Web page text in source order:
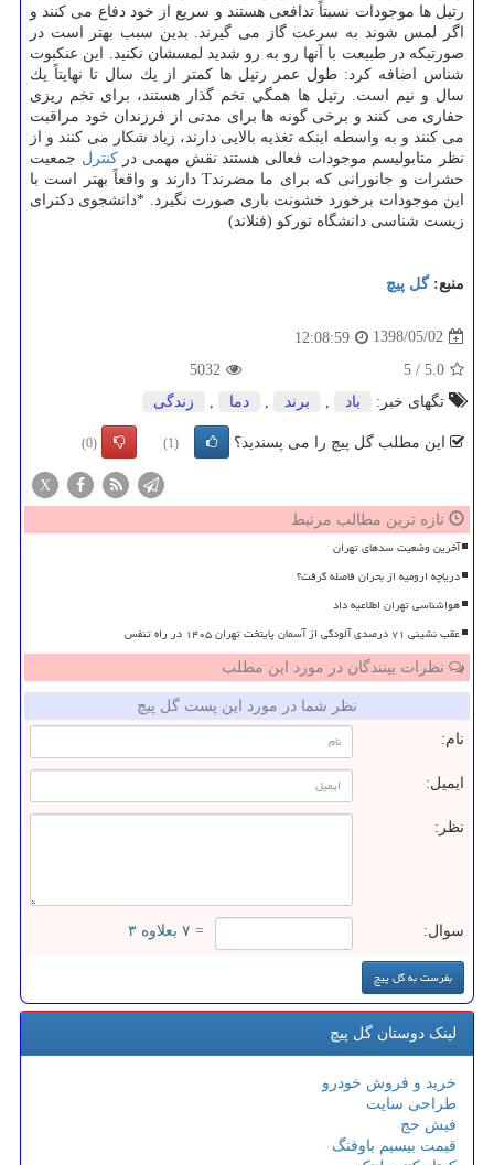
رتیل ها موجودات نسبتاً تدافعی هستند و سریع از خود دفاع می كنند و
اگر لمس شوند به سرعت گاز می گیرند. بدین سبب بهتر است در
صورتیكه در طبیعت با آنها رو به رو شدید لمسشان نكنید. این عنكبوت
شناس اضافه كرد: طول عمر رتیل ها كمتر از یك سال تا نهایتاً یك
سال و نیم است. رتیل ها همگی تخم گذار هستند، برای تخم ریزی
حفاری می كنند و برخی گونه ها برای مدتی از فرزندان خود مراقبت
می كنند و به واسطه اینكه تغذیه بالایی دارند، زیاد شكار می كنند و از
نظر متابولیسم موجودات فعالی هستند نقش مهمی دركنترل جمعیت
حشرات و جانورانی كه برای ما مضرندT دارند و واقعاً بهتر است با
این موجودات برخورد خشونت باری صورت نگیرد. *دانشجوی دكترای
زیست شناسی دانشگاه توركو (فنلاند)
منبع:گل پیچ
1398/05/02
12:08:59
5.0
/
5
5032
تگهای خبر:
باد , برند , دما , زندگی
این مطلب گل پیچ را می پسندید؟ (1)
(0)
X
تازه ترین مطالب مرتبط
آخرین وضعیت سدهای تهران
دریاچه ارومیه از بحران فاصله گرفت؟
هواشناسی تهران اطلاعیه داد
عقب نشینی ۷۱ درصدی آلودگی از آسمان پایتخت تهران ۱۴۰۵ در راه تنفس
نظرات بینندگان در مورد این مطلب
نظر شما در مورد این پست گل پیچ
نام:
ایمیل:
نظر:
سوال: = ۷ بعلاوه ۳
لینک دوستان گل پیچ
خرید و فروش خودرو
طراحی سایت
فیش حج
قیمت بیسیم باوفنگ